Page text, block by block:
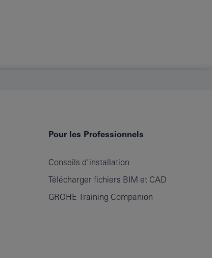
Pour les Professionnels
Conseils d’installation
Télécharger fichiers BIM et CAD
GROHE Training Companion